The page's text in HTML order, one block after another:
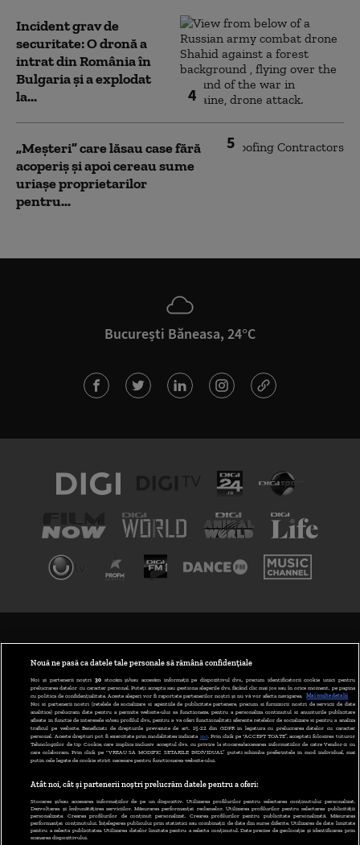
4
Incident grav de
securitate: O dronă a
intrat din România în
Bulgaria şi a explodat
la...
5
„Meșteri” care lăsau case fără
acoperiș și apoi cereau sume
uriașe proprietarilor
pentru...
București Băneasa, 24°C
ABONARE DIGI TV
GESTIONAȚI PREFERINȚELE
CODUL DIGI24
CAMERE WEB
CONTACT/INFO
Nouă ne pasă ca datele tale personale să rămână confidențiale
Noi și partenerii noștri 30stocăm și/sau accesăm informații pe dispozitivul dvs., precum identificatorii cookie unici pentru
prelucrarea datelor cu caracter personal. Puteți accepta sau gestiona alegerile dvs. făcând clic mai jos sau în orice moment, pe pagina
cu politica de confidențialitate. Aceste alegeri vor fi raportate partenerilor noștri și nu vă vor afecta navigarea.
Mai multe detalii
Noi si partenerii nostri (retelele de socializare si agentiile de publicitate partenere, precum si furnizorii nostri de servicii de date
analitice) prelucram date pentru a permite website-ului sa functioneze, pentru a personaliza continutul si anunturile publicitare
afisate in functie de interesele si/sau profilul dvs., pentru a va oferi functionalitati aferente retelelor de socializare si pentru a analiza
traficul pe website. Beneficiati de drepturile prevazute de art. 15-22 din GDPR in legatura cu prelucrarea datelor cu caracter
personal. Aceste drepturi pot fi exercitate prin modalitatea indicata aici. Prin click pe “ACCEPT TOATE”, acceptati folosirea tuturor
Tehnologiilor de tip Cookie, care implica inclusiv acceptul dvs. cu privire la stocarea/accesarea informatiilor de catre Vendor-ii cu
care colaboram. Prin click pe “VREAU SA MODIFIC SETARILE INDIVIDUAL” puteti schimba preferintele in mod individual, mai
putin cele legate de cookie strict necesare pentru functionarea website-ului.
Atât noi, cât și partenerii noștri prelucrăm datele pentru a oferi:
Stocarea și/sau accesarea informațiilor de pe un dispozitiv. Utilizarea profilurilor pentru selectarea conținutului personalizat.
Dezvoltarea și îmbunătățirea serviciilor. Măsurarea performanței reclamelor. Utilizarea profilurilor pentru selectarea publicității
personalizate. Crearea profilurilor de conținut personalizat. Crearea profilurilor pentru publicitate personalizată. Măsurarea
performanței conținutului. Înțelegerea publicului prin statistici sau combinații de date din surse diferite. Utilizarea de date limitate
pentru a selecta publicitatea. Utilizarea datelor limitate pentru a selecta conținutul. Date precise de geolocație și identificarea prin
scanarea dispozitivului.